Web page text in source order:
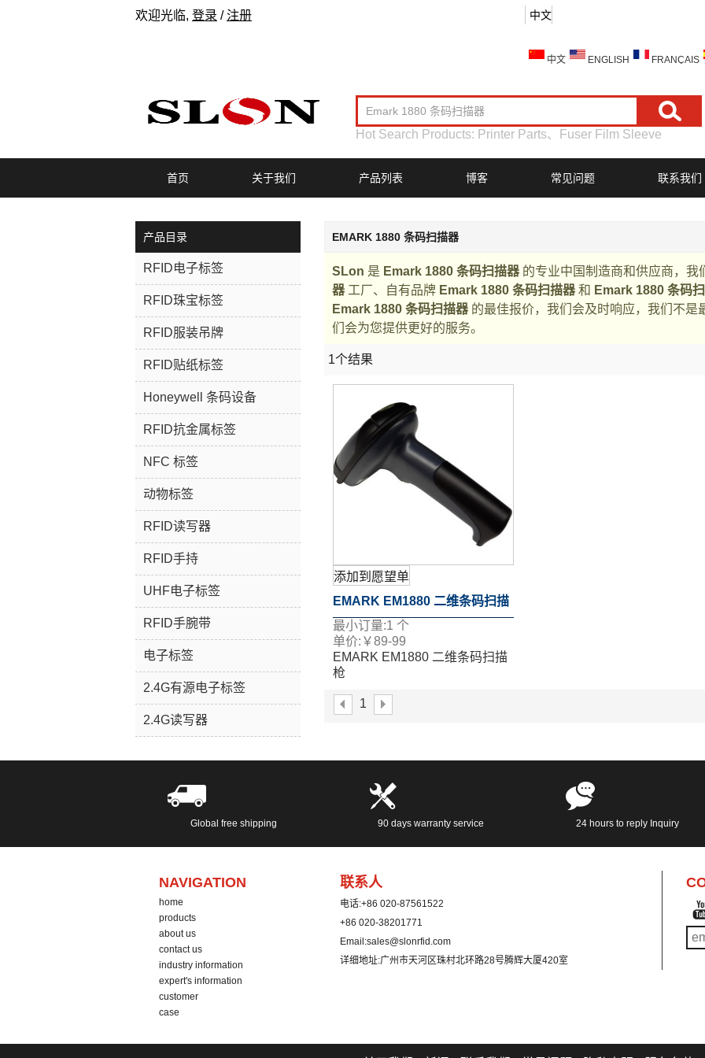
欢迎光临, 登录 / 注册 中文
中文 ENGLISH FRANÇAIS
Hot Search Products: Printer Parts、 Fuser Film Sleeve
首页 关于我们 产品列表 博客 常见问题 联系我们
产品目录
RFID电子标签
RFID珠宝标签
RFID服装吊牌
RFID贴纸标签
Honeywell 条码设备
RFID抗金属标签
NFC 标签
动物标签
RFID读写器
RFID手持
UHF电子标签
RFID手腕带
电子标签
2.4G有源电子标签
2.4G读写器
EMARK 1880 条码扫描器
SLon 是 Emark 1880 条码扫描器的专业中国制造商和供应商，我
器工厂、自有品牌 Emark 1880 条码扫描器和 Emark 1880 条码
Emark 1880 条码扫描器的最佳报价，我们会及时响应，我们不是
们会为您提供更好的服务。
1个结果
添加到愿望单
EMARK EM1880 二维条码扫描
枪
最小订量:1 个
单价: ￥89-99
EMARK EM1880 二维条码扫描
枪
1
Global free shipping 90 days warranty service 24 hours to reply Inquiry
NAVIGATION
home
products
about us
contact us
industry information
expert's information
customer
case
联系人
电话:+86 020-87561522
+86 020-38201771
Email:sales@slonrfid.com
详细地址:广州市天河区珠村北环路28号腾辉大厦420室